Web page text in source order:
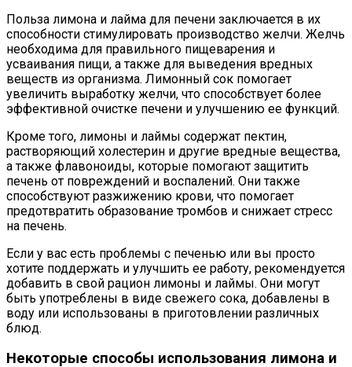
Польза лимона и лайма для печени заключается в их
способности стимулировать производство желчи. Желчь
необходима для правильного пищеварения и
усваивания пищи, а также для выведения вредных
веществ из организма. Лимонный сок помогает
увеличить выработку желчи, что способствует более
эффективной очистке печени и улучшению ее функций.
Кроме того, лимоны и лаймы содержат пектин,
растворяющий холестерин и другие вредные вещества,
а также флавоноиды, которые помогают защитить
печень от повреждений и воспалений. Они также
способствуют разжижению крови, что помогает
предотвратить образование тромбов и снижает стресс
на печень.
Если у вас есть проблемы с печенью или вы просто
хотите поддержать и улучшить ее работу, рекомендуется
добавить в свой рацион лимоны и лаймы. Они могут
быть употреблены в виде свежего сока, добавлены в
воду или использованы в приготовлении различных
блюд.
Некоторые способы использования лимона и